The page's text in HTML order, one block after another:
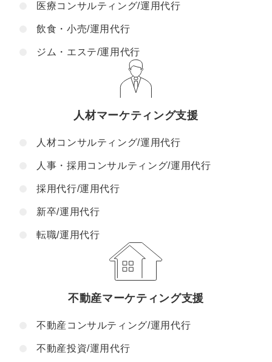
医療コンサルティング/運用代行
飲食・小売/運用代行
ジム・エステ/運用代行
人材マーケティング支援
人材コンサルティング/運用代行
人事・採用コンサルティング/運用代行
採用代行/運用代行
新卒/運用代行
転職/運用代行
不動産マーケティング支援
不動産コンサルティング/運用代行
不動産投資/運用代行